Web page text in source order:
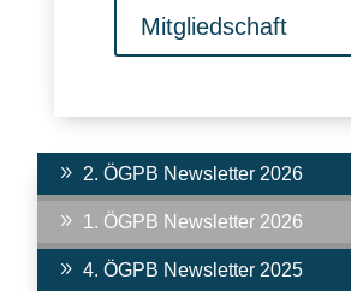
Mitgliedschaft
9 2. ÖGPB Newsletter 2026
9 1. ÖGPB Newsletter 2026
9 4. ÖGPB Newsletter 2025